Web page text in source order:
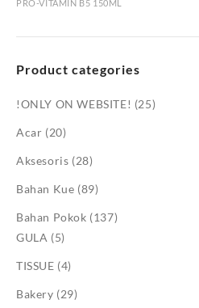
PRO-VITAMIN B5 150ML
Product categories
!ONLY ON WEBSITE! (25)
Acar (20)
Aksesoris (28)
Bahan Kue (89)
Bahan Pokok (137)
GULA (5)
TISSUE (4)
Bakery (29)